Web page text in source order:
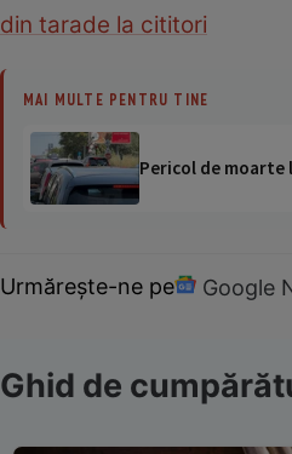
din tarade la cititori
MAI MULTE PENTRU TINE
Pericol de
Urmărește-ne pe Google
Ghid de